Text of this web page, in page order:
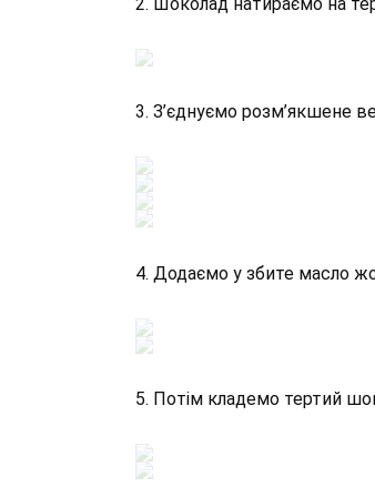
3. З’єднуємо розм’якшене
4. Додаємо у збите масло
5. Потім кладемо тертий